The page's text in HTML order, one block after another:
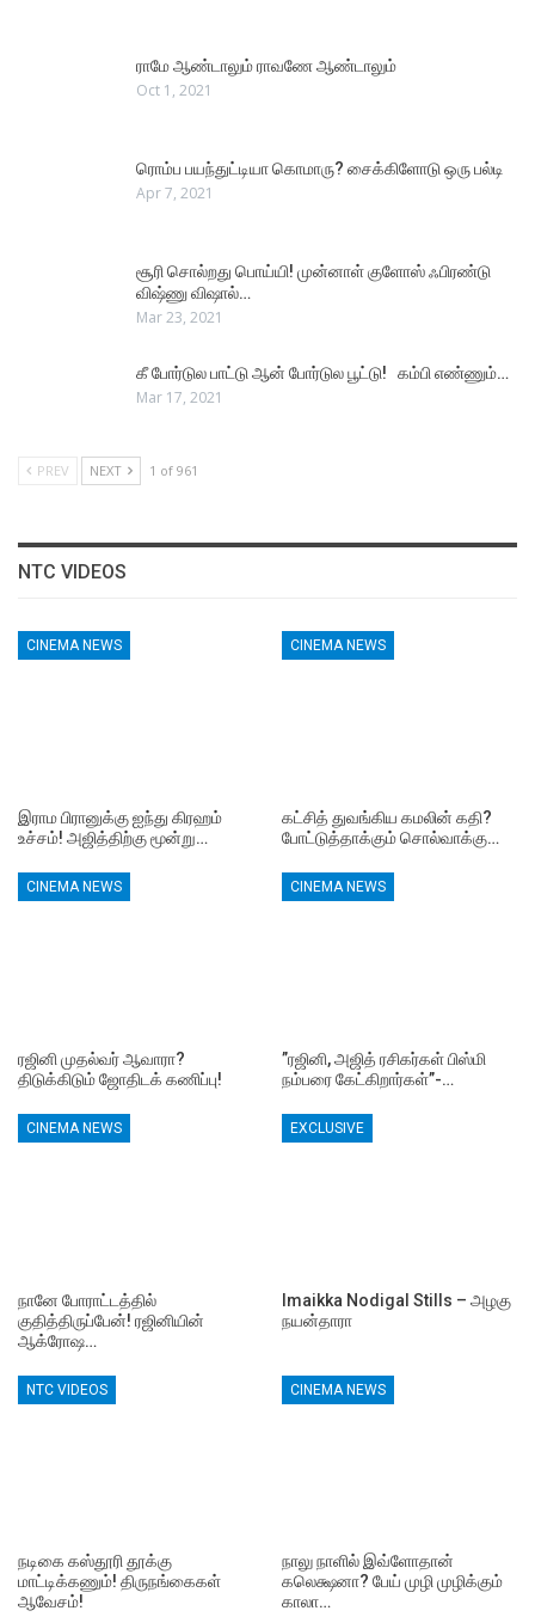
ராமே ஆண்டாலும் ராவணே ஆண்டாலும்
Oct 1, 2021
ரொம்ப பயந்துட்டியா கொமாரு? சைக்கிளோடு ஒரு பல்டி
Apr 7, 2021
சூரி சொல்றது பொய்யி! முன்னாள் குளோஸ் ஃபிரண்டு
விஷ்ணு விஷால்…
Mar 23, 2021
கீ போர்டுல பாட்டு ஆன் போர்டுல பூட்டு! கம்பி எண்ணும்…
Mar 17, 2021
PREV NEXT 1 of 961
NTC VIDEOS
CINEMA NEWS
இராம பிரானுக்கு ஐந்து கிரஹம்
உச்சம்! அஜித்திற்கு மூன்று…
CINEMA NEWS
கட்சித் துவங்கிய கமலின் கதி?
போட்டுத்தாக்கும் சொல்வாக்கு…
CINEMA NEWS
ரஜினி முதல்வர் ஆவாரா?
திடுக்கிடும் ஜோதிடக் கணிப்பு!
CINEMA NEWS
”ரஜினி, அஜித் ரசிகர்கள் பிஸ்மி
நம்பரை கேட்கிறார்கள்”-…
CINEMA NEWS
நானே போராட்டத்தில்
குதித்திருப்பேன்! ரஜினியின்
ஆக்ரோஷ…
EXCLUSIVE
Imaikka Nodigal Stills – அழகு
நயன்தாரா
NTC VIDEOS
நடிகை கஸ்தூரி தூக்கு
மாட்டிக்கணும்! திருநங்கைகள்
ஆவேசம்!
CINEMA NEWS
நாலு நாளில் இவ்ளோதான்
கலெக்ஷனா? பேய் முழி முழிக்கும்
காலா…